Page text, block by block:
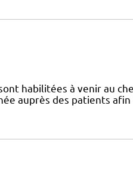
habilitées à venir au
auprès des patients afin